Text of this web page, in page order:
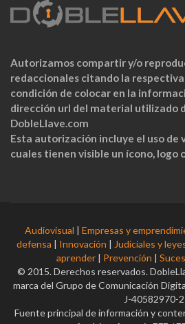
Autorizamos compartir y/o
redaccionales citando la
condición de colocar en la
dirección url del material utilizado
DobleLlave.com
Esta autorización incluye el uso de
cuales tienen visible un ícono, logo
Audiovisual | Empresas y
defensa | Innovación | Judiciales y
aprender | Prevención |
© 2015. Derechos reservados.
marca del Grupo de Comunicación
J-40582970-2
Fuente principal de información y